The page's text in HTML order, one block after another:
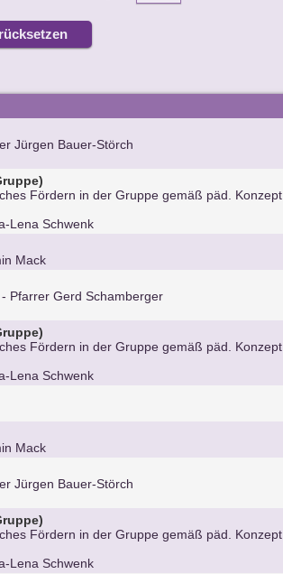
Jürgen Bauer-Störch
Fördern in der Gruppe gemäß päd. Konzept
Lena Schwenk
Mack
Pfarrer Gerd Schamberger
Fördern in der Gruppe gemäß päd. Konzept
Lena Schwenk
Mack
Jürgen Bauer-Störch
Fördern in der Gruppe gemäß päd. Konzept
Lena Schwenk